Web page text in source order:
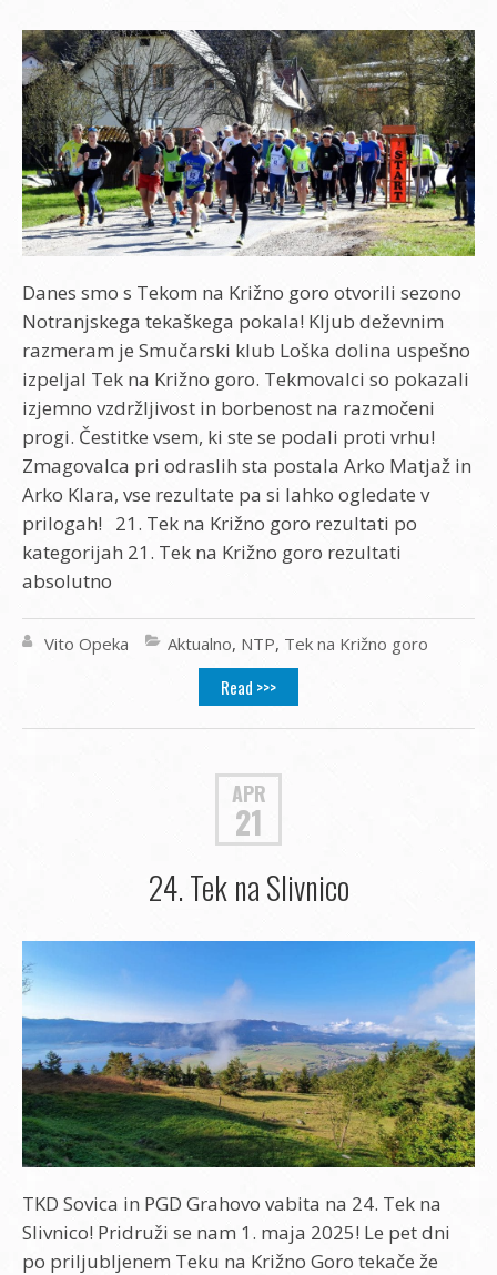
Danes smo s Tekom na Križno goro otvorili sezono
Notranjskega tekaškega pokala! Kljub deževnim
razmeram je Smučarski klub Loška dolina uspešno
izpeljal Tek na Križno goro. Tekmovalci so pokazali
izjemno vzdržljivost in borbenost na razmočeni
progi. Čestitke vsem, ki ste se podali proti vrhu!
Zmagovalca pri odraslih sta postala Arko Matjaž in
Arko Klara, vse rezultate pa si lahko ogledate v
prilogah! 21. Tek na Križno goro rezultati po
kategorijah 21. Tek na Križno goro rezultati
absolutno
Vito Opeka Aktualno, NTP, Tek na Križno goro
Read >>>
APR
21
24. Tek na Slivnico
TKD Sovica in PGD Grahovo vabita na 24. Tek na
Slivnico! Pridruži se nam 1. maja 2025! Le pet dni
po priljubljenem Teku na Križno Goro tekače že